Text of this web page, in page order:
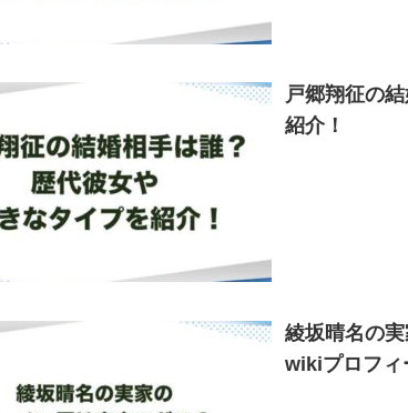
戸郷翔征の
紹介！
綾坂晴名の
wikiプロフィ